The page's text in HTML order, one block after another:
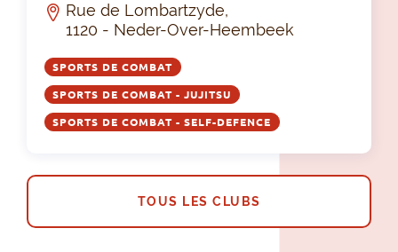
Rue de Lombartzyde,
1120 - Neder-Over-Heembeek
SPORTS DE COMBAT
SPORTS DE COMBAT - JUJITSU
SPORTS DE COMBAT - SELF-DEFENCE
TOUS LES CLUBS